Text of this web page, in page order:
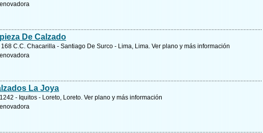
De Calzado
C.C. Chacarilla - Santiago De Surco - Lima, Lima. Ver plano y más información
La Joya
- Iquitos - Loreto, Loreto. Ver plano y más información